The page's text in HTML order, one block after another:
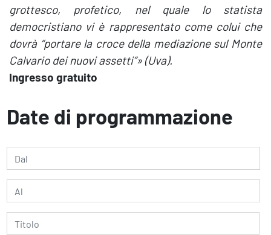
grottesco, profetico, nel quale lo statista
democristiano vi è rappresentato come colui che
dovrà “portare la croce della mediazione sul Monte
Calvario dei nuovi assetti”» (Uva).
Ingresso gratuito
Date di programmazione